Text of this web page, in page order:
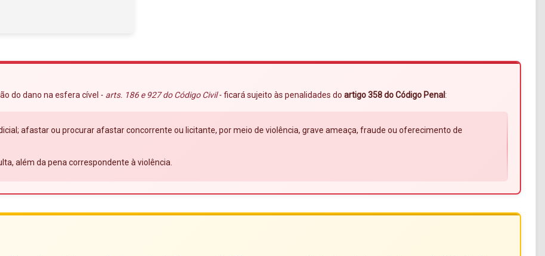
do dano na esfera cível - arts. 186 e 927 do Código Civil- ficará sujeito às penalidades do artigo 358 do Código Penal:
afastar ou procurar afastar concorrente ou licitante, por meio de violência, grave ameaça, fraude ou oferecimento de
além da pena correspondente à violência.